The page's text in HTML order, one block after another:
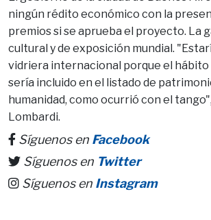
ningún rédito económico con la
premios si se aprueba el proyecto. La
cultural y de exposición mundial.
vidriera internacional porque el hábito
sería incluido en el listado de
humanidad, como ocurrió con el
Lombardi.
Síguenos en Facebook
Síguenos en Twitter
Síguenos en Instagram